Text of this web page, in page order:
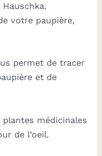
votre paupière,
permet de tracer
et de
médicinales
de l’oeil.